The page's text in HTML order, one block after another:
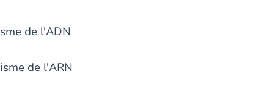
de l'ADN
de l'ARN